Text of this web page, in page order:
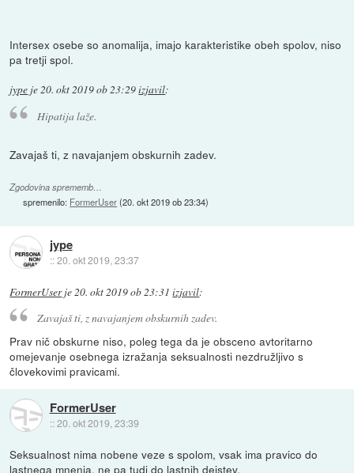
Intersex osebe so anomalija, imajo karakteristike obeh spolov, niso
pa tretji spol.
jype je20. okt 2019 ob 23:29izjavil:
Hipatija laže.
Zavajaš ti, z navajanjem obskurnih zadev.
Zgodovina sprememb…
spremenilo: FormerUser(20. okt 2019 ob 23:34)
jype
::20. okt 2019, 23:37
FormerUserje20. okt 2019 ob 23:31 izjavil:
Zavajaš ti, z navajanjem obskurnih zadev.
Prav nič obskurne niso, poleg tega da je obsceno avtoritarno
omejevanje osebnega izražanja seksualnosti nezdružljivo s
človekovimi pravicami.
FormerUser
::20. okt 2019, 23:39
Seksualnost nima nobene veze s spolom, vsak ima pravico do
lastnega mnenja, ne pa tudi do lastnih dejstev.